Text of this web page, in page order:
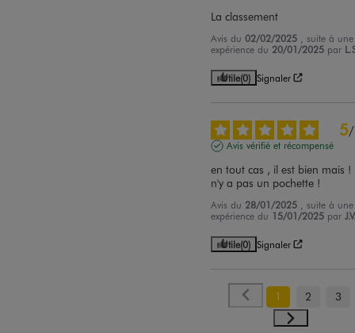
La classement
Avis du02/02/2025
, suite à une
expérience du 20/01/2025 par
Utile(0) Signaler
5/
Avis vérifié et récompensé
en tout cas , il est bien mais !
n'y a pas un pochette !
Avis du 28/01/2025
, suite à une
expérience du 15/01/2025 par
Utile(0) Signaler
1 2 3